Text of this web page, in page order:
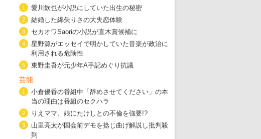
1 愛川欽也が小説にしていた出生の秘密
2 結婚した綿矢りさの大失恋体験
3 セカオワSaoriの小説が直木賞候補に
4
星野源がエッセイで明かしていた音楽が政治に
利用される危険性
5 東野圭吾が元少年A手記めぐり抗議
芸能
1
小倉優香の番組中「辞めさせてください」の本
当の理由は番組のセクハラ
2 りえママ、娘にたけしとの不倫を強要!?
3
山里亮太が国会前デモを捻じ曲げ解説し批判殺
到